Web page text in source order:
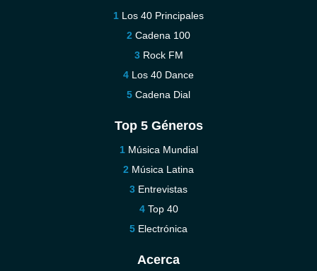
Los 40 Principales
Cadena 100
Rock FM
Los 40 Dance
Cadena Dial
Top 5 Géneros
Música Mundial
Música Latina
Entrevistas
Top 40
Electrónica
Acerca